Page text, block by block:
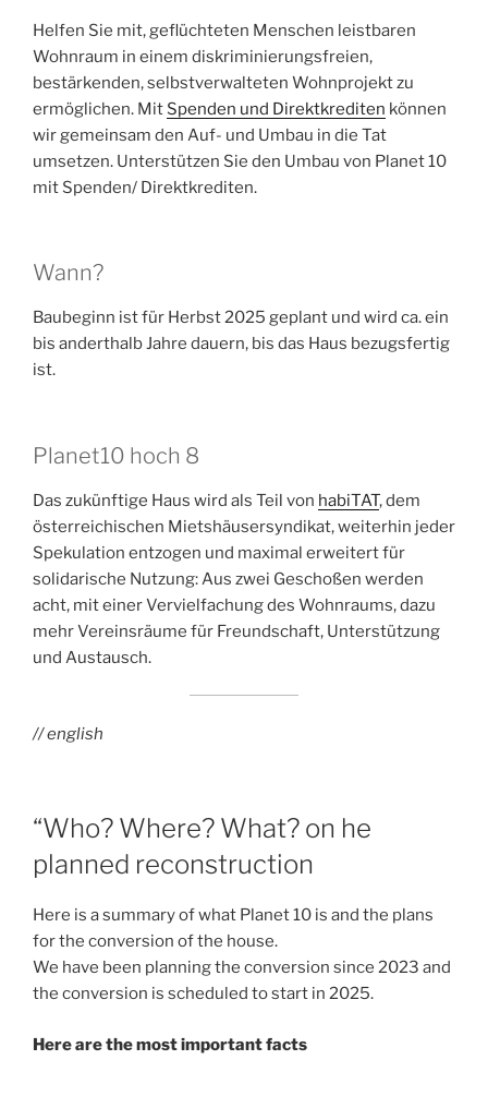
Helfen Sie mit, geflüchteten Menschen leistbaren
Wohnraum in einem diskriminierungsfreien,
bestärkenden, selbstverwalteten Wohnprojekt zu
ermöglichen. Mit Spenden und Direktkrediten können
wir gemeinsam den Auf- und Umbau in die Tat
umsetzen. Unterstützen Sie den Umbau von Planet 10
mit Spenden/ Direktkrediten.
Wann?
Baubeginn ist für Herbst 2025 geplant und wird ca. ein
bis anderthalb Jahre dauern, bis das Haus bezugsfertig
ist.
Planet10 hoch 8
Das zukünftige Haus wird als Teil von habiTAT, dem
österreichischen Mietshäusersyndikat, weiterhin jeder
Spekulation entzogen und maximal erweitert für
solidarische Nutzung: Aus zwei Geschoßen werden
acht, mit einer Vervielfachung des Wohnraums, dazu
mehr Vereinsräume für Freundschaft, Unterstützung
und Austausch.
// english
“Who? Where? What? on he
planned reconstruction
Here is a summary of what Planet 10 is and the plans
for the conversion of the house.
We have been planning the conversion since 2023 and
the conversion is scheduled to start in 2025.
Here are the most important facts